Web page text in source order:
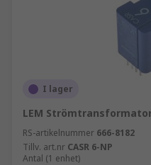
I lager
LEM Strömtransformator
RS-artikelnummer 666-8182
Tillv. art.nr CASR 6-NP
Antal (1 enhet)